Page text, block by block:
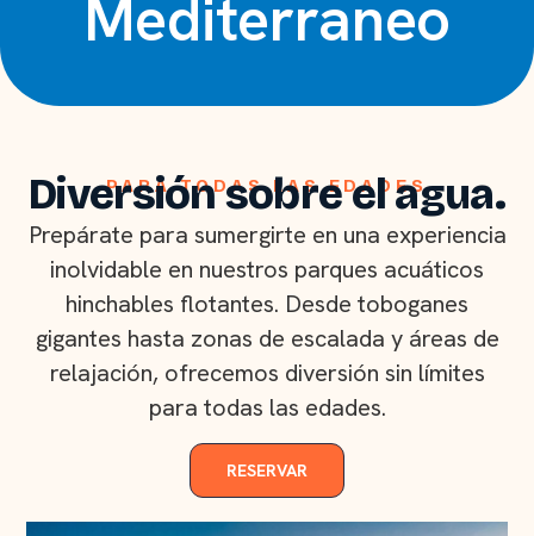
Mediterraneo
PARA TODAS LAS EDADES
Diversión sobre el agua.
Prepárate para sumergirte en una experiencia
inolvidable en nuestros parques acuáticos
hinchables flotantes. Desde toboganes
gigantes hasta zonas de escalada y áreas de
relajación, ofrecemos diversión sin límites
para todas las edades.
RESERVAR